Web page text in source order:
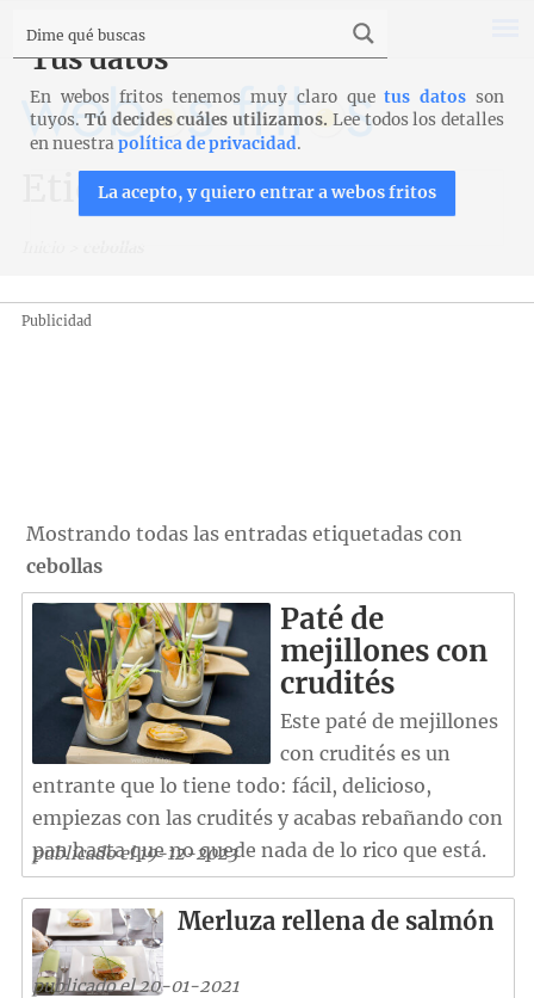
Etiqueta: cebollas
Publicidad
Mostrando todas las entradas etiquetadas con
cebollas
Paté de
mejillones con
crudités
Este paté de mejillones
con crudités es un
entrante que lo tiene todo: fácil, delicioso,
empiezas con las crudités y acabas rebañando con
pan hasta que no quede nada de lo rico que está.
publicado el 19-12-2023
Merluza rellena de salmón
publicado el 20-01-2021
Tus datos
En webos fritos tenemos muy claro quetus datos son
tuyos. Tú decides cuáles utilizamos. Lee todos los detalles
en nuestrapolítica de privacidad.
La acepto, y quiero entrar a webos fritos